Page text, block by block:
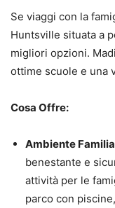
Se viaggi con la
Huntsville situata a
migliori opzioni.
ottime scuole e una
Cosa Offre:
Ambiente
benestante e
attività per le
parco con